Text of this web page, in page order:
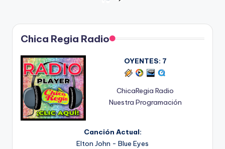
pagination
Chica Regia Radio
OYENTES: 7
ChicaRegia Radio
Nuestra Programación
Canción Actual:
Elton John - Blue Eyes